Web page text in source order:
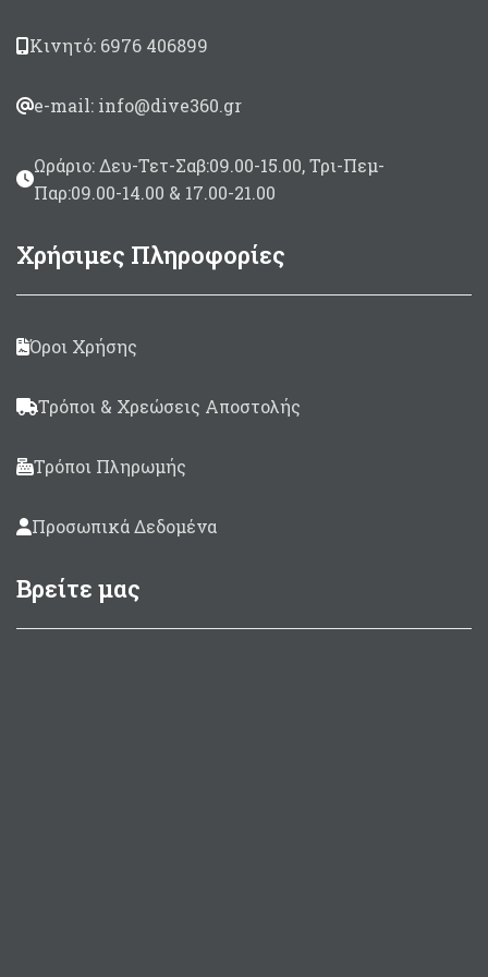
Κινητό: 6976 406899
e-mail: info@dive360.gr
Ωράριο: Δευ-Τετ-Σαβ:09.00-15.00, Τρι-Πεμ-
Παρ:09.00-14.00 & 17.00-21.00
Χρήσιμες Πληροφορίες
Όροι Χρήσης
Τρόποι & Χρεώσεις Αποστολής
Τρόποι Πληρωμής
Προσωπικά Δεδομένα
Βρείτε μας